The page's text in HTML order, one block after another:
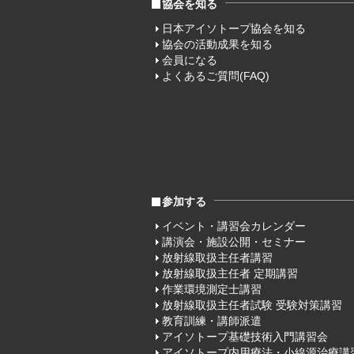
協会を知る
日本アイソトープ協会を知る
協会の活動成果を知る
会員になる
よくあるご質問(FAQ)
参加する
イベント・講習会カレンダー
講演会・施設公開・セミナー
放射線取扱主任者講習
放射線取扱主任者 定期講習
作業環境測定士講習
放射線取扱主任者試験 受験対策講習
教育訓練・講師派遣
アイソトープ基礎技術入門講習会